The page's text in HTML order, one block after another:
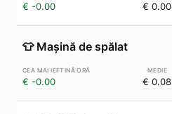
€ -0.00 € 0.00
👕 Mașină de spălat
€ -0.00 € 0.08